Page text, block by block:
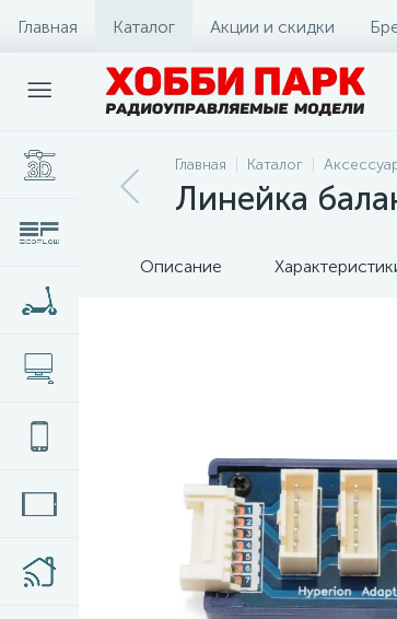
Главная Каталог Акции и скидки
Главная Каталог
Линейка
Описание